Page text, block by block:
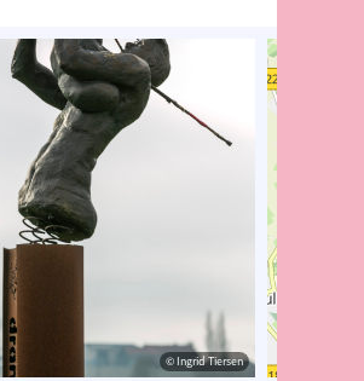
© Ingrid Tiersen
© Ingrid Tiersen